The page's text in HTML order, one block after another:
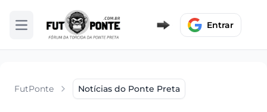
Abrir menu Entrar
FutPonte Notícias do Ponte Preta